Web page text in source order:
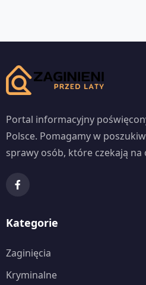
Portal informacyjny
Polsce. Pomagamy w
sprawy osób, które czekają na
Kategorie
Zaginięcia
Kryminalne